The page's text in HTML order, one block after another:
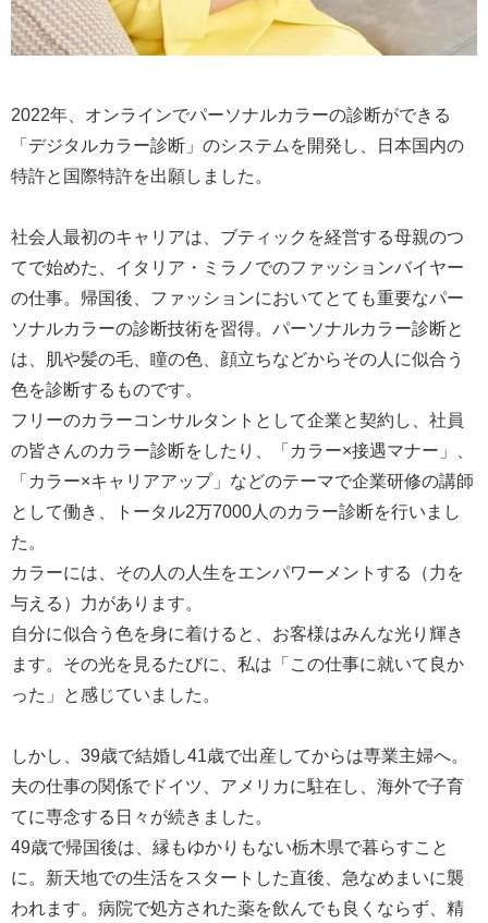
2022年、オンラインでパーソナルカラーの診断ができる
「デジタルカラー診断」のシステムを開発し、日本国内の
特許と国際特許を出願しました。
社会人最初のキャリアは、ブティックを経営する母親のつ
てで始めた、イタリア・ミラノでのファッションバイヤー
の仕事。帰国後、ファッションにおいてとても重要なパー
ソナルカラーの診断技術を習得。パーソナルカラー診断と
は、肌や髪の毛、瞳の色、顔立ちなどからその人に似合う
色を診断するものです。
フリーのカラーコンサルタントとして企業と契約し、社員
の皆さんのカラー診断をしたり、「カラー×接遇マナー」、
「カラー×キャリアアップ」などのテーマで企業研修の講師
として働き、トータル2万7000人のカラー診断を行いまし
た。
カラーには、その人の人生をエンパワーメントする（力を
与える）力があります。
自分に似合う色を身に着けると、お客様はみんな光り輝き
ます。その光を見るたびに、私は「この仕事に就いて良か
った」と感じていました。
しかし、39歳で結婚し41歳で出産してからは専業主婦へ。
夫の仕事の関係でドイツ、アメリカに駐在し、海外で子育
てに専念する日々が続きました。
49歳で帰国後は、縁もゆかりもない栃木県で暮らすこと
に。新天地での生活をスタートした直後、急なめまいに襲
われます。病院で処方された薬を飲んでも良くならず、精